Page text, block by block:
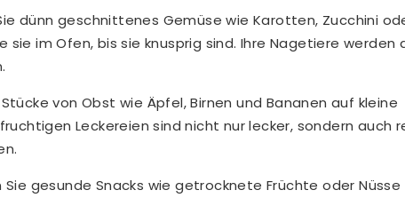
dünn geschnittenes Gemüse wie Karotten, Zucchini
sie im Ofen, bis sie knusprig sind. Ihre Nagetiere werden
von Obst wie Äpfel, Birnen und Bananen auf kleine
Leckereien sind nicht nur lecker, sondern auch
Sie gesunde Snacks wie getrocknete Früchte oder Nüsse